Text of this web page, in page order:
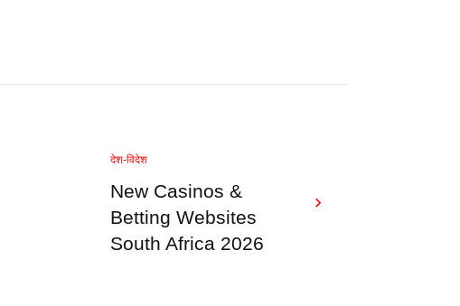
देश-विदेश
New Casinos &
Betting Websites
South Africa 2026